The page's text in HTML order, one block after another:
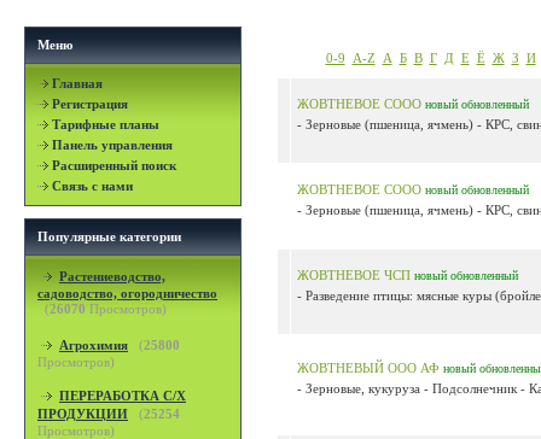
Меню
Главная
Регистрация
Тарифные планы
Панель управления
Расширенный поиск
Связь с нами
Популярные категории
Растениеводство,
садоводство, огородничество
(26070 Просмотров)
Агрохимия (25800
Просмотров)
ПЕРЕРАБОТКА С/Х
ПРОДУКЦИИ
(25254
Просмотров)
0-9 A-Z А Б В Г Д Е Ё Ж З И
ЖОВТНЕВОЕ СООО новый обновленный
- Зерновые (пшеница, ячмень) - КРС,
ЖОВТНЕВОЕ СООО новый обновленный
- Зерновые (пшеница, ячмень) - КРС,
ЖОВТНЕВОЕ ЧСП новый обновленный
- Разведение птицы: мясные куры
ЖОВТНЕВЫЙ ООО АФ новый
- Зерновые, кукуруза - Подсолнечник -